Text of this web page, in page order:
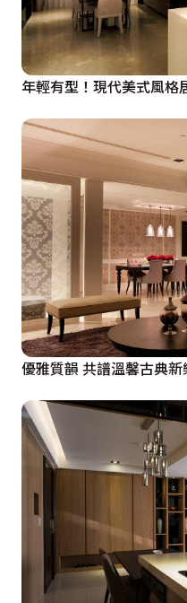
年輕有型！現代美式風格
優雅質韻 共譜溫馨古典新